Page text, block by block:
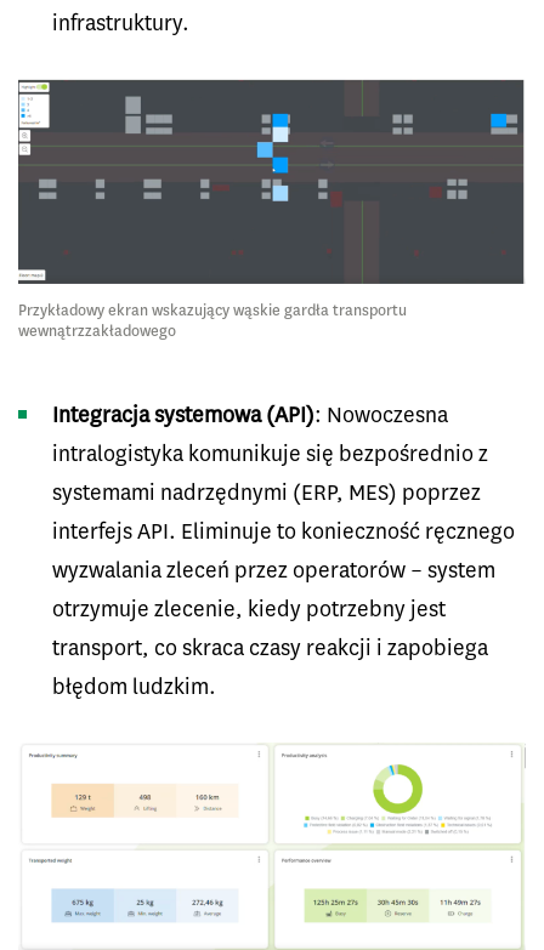
infrastruktury.
Przykładowy ekran wskazujący wąskie gardła transportu
wewnątrzzakładowego
Integracja systemowa (API): Nowoczesna
intralogistyka komunikuje się bezpośrednio z
systemami nadrzędnymi (ERP, MES) poprzez
interfejs API. Eliminuje to konieczność ręcznego
wyzwalania zleceń przez operatorów – system
otrzymuje zlecenie, kiedy potrzebny jest
transport, co skraca czasy reakcji i zapobiega
błędom ludzkim.